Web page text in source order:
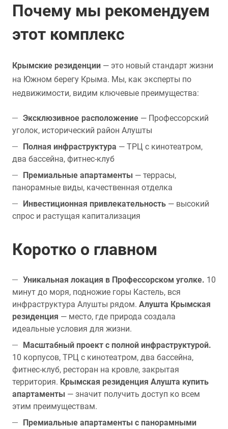
Почему мы рекомендуем
этот комплекс
Крымские резиденции — это новый стандарт жизни
на Южном берегу Крыма. Мы, как эксперты по
недвижимости, видим ключевые преимущества:
Эксклюзивное расположение — Профессорский
уголок, исторический район Алушты
Полная инфраструктура — ТРЦ с кинотеатром,
два бассейна, фитнес-клуб
Премиальные апартаменты — террасы,
панорамные виды, качественная отделка
Инвестиционная привлекательность — высокий
спрос и растущая капитализация
Коротко о главном
Уникальная локация в Профессорском уголке. 10
минут до моря, подножие горы Кастель, вся
инфраструктура Алушты рядом. Алушта Крымская
резиденция — место, где природа создала
идеальные условия для жизни.
Масштабный проект с полной инфраструктурой.
10 корпусов, ТРЦ с кинотеатром, два бассейна,
фитнес-клуб, ресторан на кровле, закрытая
территория. Крымская резиденция Алушта купить
апартаменты — значит получить доступ ко всем
этим преимуществам.
Премиальные апартаменты с панорамными